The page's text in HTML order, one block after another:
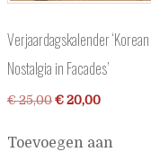
Verjaardagskalender ‘Korean
Nostalgia in Facades’
€25,00 Oorspronkelijke
was:
€ 20,00Huidige
is:
Toevoegen aan